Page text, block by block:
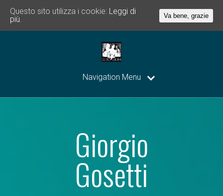
Navigation Menu
Giorgio
Gosetti
Questo sito utilizza i cookie: Leggi di
più.
Va bene, grazie